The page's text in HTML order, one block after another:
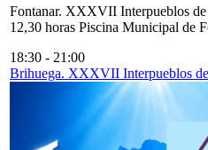
Fontanar. XXXVII Interpueblos de
12,30 horas Piscina Municipal de
18:30 - 21:00
Brihuega. XXXVII Interpueblos